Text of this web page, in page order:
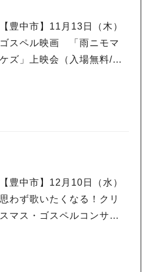
【豊中市】11月13日（木）
ゴスペル映画 「雨ニモマ
ケズ」上映会（入場無料/申
【豊中市】12月10日（水）
思わず歌いたくなる！クリ
スマス・ゴスペルコンサー